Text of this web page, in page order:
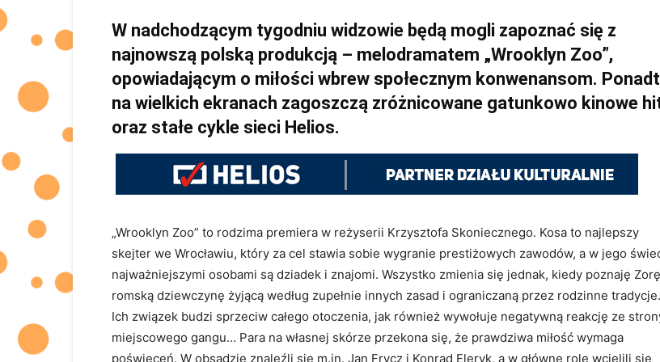
W nadchodzącym tygodniu widzowie będą mogli zapoznać się z
najnowszą polską produkcją – melodramatem „Wrooklyn Zoo”,
opowiadającym o miłości wbrew społecznym konwenansom.
na wielkich ekranach zagoszczą zróżnicowane gatunkowo kinowe
oraz stałe cykle sieci Helios.
„Wrooklyn Zoo” to rodzima premiera w reżyserii Krzysztofa Skoniecznego. Kosa to najlepszy
skejter we Wrocławiu, który za cel stawia sobie wygranie prestiżowych zawodów, a w jego
najważniejszymi osobami są dziadek i znajomi. Wszystko zmienia się jednak, kiedy poznaję
romską dziewczynę żyjącą według zupełnie innych zasad i ograniczaną przez rodzinne tradycje.
Ich związek budzi sprzeciw całego otoczenia, jak również wywołuje negatywną reakcję ze
miejscowego gangu… Para na własnej skórze przekona się, że prawdziwa miłość wymaga
poświęceń. W obsadzie znaleźli się m.in. Jan Frycz i Konrad Eleryk, a w główne role wcielili się